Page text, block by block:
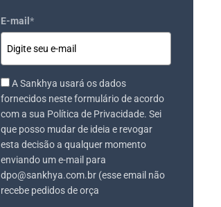
E-mail *
A Sankhya usará os dados
fornecidos neste formulário de acordo
com a sua Política de Privacidade. Sei
que posso mudar de ideia e revogar
esta decisão a qualquer momento
enviando um e-mail para
dpo@sankhya.com.br (esse email não
recebe pedidos de orça